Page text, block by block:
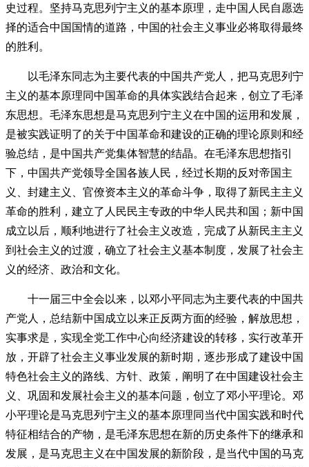
史过程。坚持马克思列宁主义的基本原理，走中国人民自愿选
择的适合中国国情的道路，中国的社会主义事业必将取得最终
的胜利。
以毛泽东同志为主要代表的中国共产党人，把马克思列宁
主义的基本原理同中国革命的具体实践结合起来，创立了毛泽
东思想。毛泽东思想是马克思列宁主义在中国的运用和发展，
是被实践证明了的关于中国革命和建设的正确的理论原则和经
验总结，是中国共产党集体智慧的结晶。在毛泽东思想指引
下，中国共产党领导全国各族人民，经过长期的反对帝国主
义、封建主义、官僚资本主义的革命斗争，取得了新民主主义
革命的胜利，建立了人民民主专政的中华人民共和国；新中国
成立以后，顺利地进行了社会主义改造，完成了从新民主主义
到社会主义的过渡，确立了社会主义基本制度，发展了社会主
义的经济、政治和文化。
十一届三中全会以来，以邓小平同志为主要代表的中国共
产党人，总结新中国成立以来正反两方面的经验，解放思想，
实事求是，实现全党工作中心向经济建设的转移，实行改革开
放，开辟了社会主义事业发展的新时期，逐步形成了建设中国
特色社会主义的路线、方针、政策，阐明了在中国建设社会主
义、巩固和发展社会主义的基本问题，创立了邓小平理论。邓
小平理论是马克思列宁主义的基本原理同当代中国实践和时代
特征相结合的产物，是毛泽东思想在新的历史条件下的继承和
发展，是马克思主义在中国发展的新阶段，是当代中国的马克